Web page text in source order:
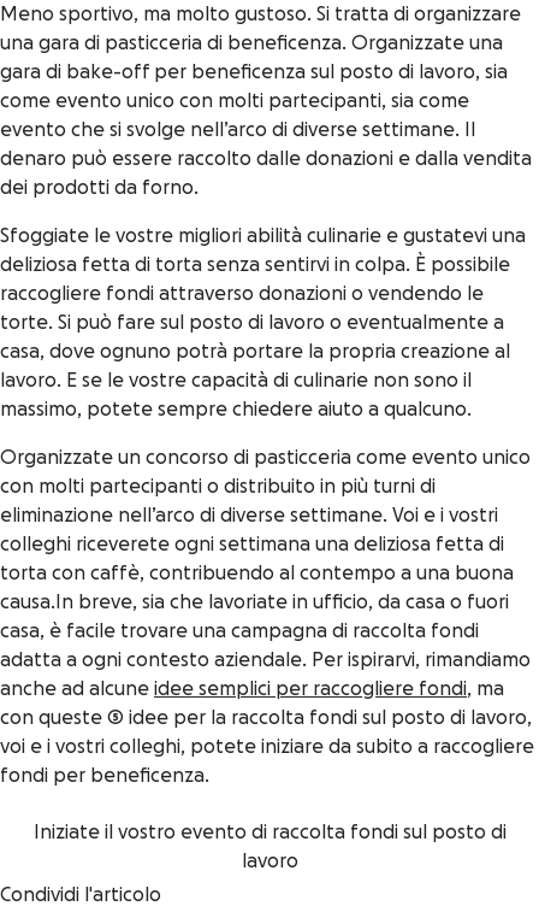
Meno sportivo, ma molto gustoso. Si tratta di organizzare
una gara di pasticceria di beneficenza. Organizzate una
gara di bake-off per beneficenza sul posto di lavoro, sia
come evento unico con molti partecipanti, sia come
evento che si svolge nell’arco di diverse settimane. Il
denaro può essere raccolto dalle donazioni e dalla vendita
dei prodotti da forno.
Sfoggiate le vostre migliori abilità culinarie e gustatevi una
deliziosa fetta di torta senza sentirvi in colpa. È possibile
raccogliere fondi attraverso donazioni o vendendo le
torte. Si può fare sul posto di lavoro o eventualmente a
casa, dove ognuno potrà portare la propria creazione al
lavoro. E se le vostre capacità di culinarie non sono il
massimo, potete sempre chiedere aiuto a qualcuno.
Organizzate un concorso di pasticceria come evento unico
con molti partecipanti o distribuito in più turni di
eliminazione nell’arco di diverse settimane. Voi e i vostri
colleghi riceverete ogni settimana una deliziosa fetta di
torta con caffè, contribuendo al contempo a una buona
causa. In breve, sia che lavoriate in ufficio, da casa o fuori
casa, è facile trovare una campagna di raccolta fondi
adatta a ogni contesto aziendale. Per ispirarvi, rimandiamo
anche ad alcune idee semplici per raccogliere fondi, ma
con queste 5 idee per la raccolta fondi sul posto di lavoro,
voi e i vostri colleghi, potete iniziare da subito a raccogliere
fondi per beneficenza.
Iniziate il vostro evento di raccolta fondi sul posto di
lavoro
Condividi l'articolo